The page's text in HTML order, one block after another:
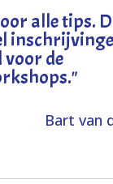
alle tips.
voor de
"
Bart van